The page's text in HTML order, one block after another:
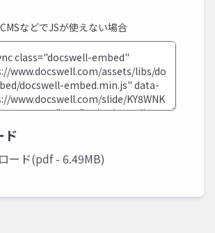
などでJSが使えない場合
ド
ード(pdf - 6.49MB)